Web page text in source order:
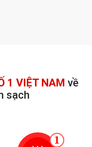
1 VIỆT NAM về
sạch
1